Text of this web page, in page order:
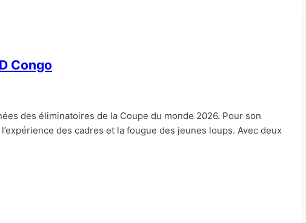
Congo
des éliminatoires de la Coupe du monde 2026. Pour son
des cadres et la fougue des jeunes loups. Avec deux